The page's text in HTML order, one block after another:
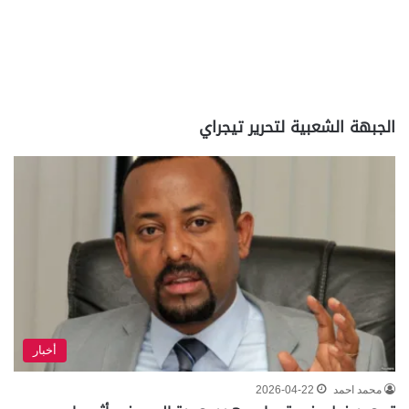
الجبهة الشعبية لتحرير تيجراي
أخبار
محمد احمد 2026-04-22